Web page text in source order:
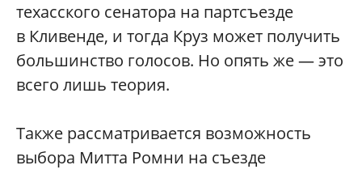
техасского сенатора на партсъезде
в Кливенде, и тогда Круз может получить
большинство голосов. Но опять же — это
всего лишь теория.
Также рассматривается возможность
выбора Митта Ромни на съезде